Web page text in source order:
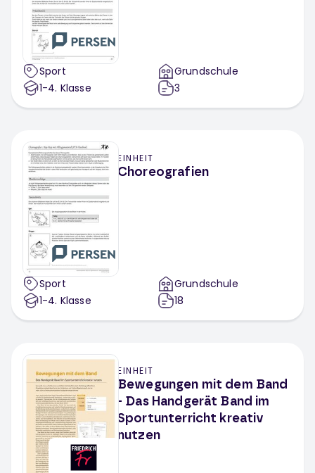
Sport
1-4. Klasse
Grundschule
3
EINHEIT
Choreografien
Sport
1-4. Klasse
Grundschule
18
EINHEIT
Bewegungen mit dem Band
- Das Handgerät Band im
Sportunterricht kreativ
nutzen